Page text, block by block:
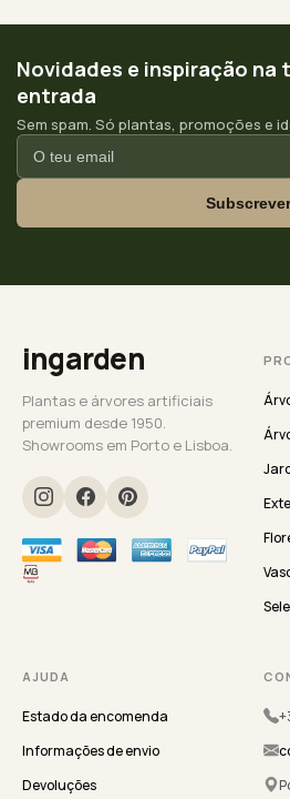
Novidades e inspiração na
entrada
Sem spam. Só plantas, promoções e
Subscrever
ingarden
Plantas e árvores artificiais
premium desde 1950.
Showrooms em Porto e Lisboa.
AJUDA
Estado da encomenda
Informações de envio
Devoluções